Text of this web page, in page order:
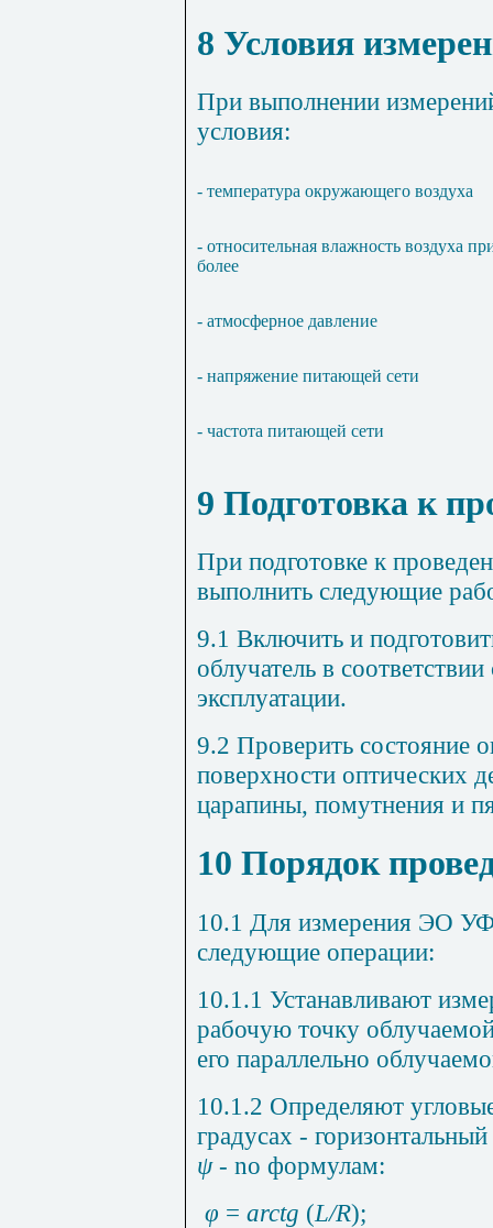
8 Условия
При выполнении
условия:
- температура окружающего воздуха
- относительная влажность воздуха
более
- атмосферное давление
- напряжение питающей сети
- частота питающей сети
9 Подготовка к
При подготовке к
выполнить следующие
9.1 Включить и
облучатель в
эксплуатации.
9.2 Проверить состояние
поверхности оптических
царапины, помутнения и
10 Порядок
10.1 Для измерения ЭО
следующие операции:
10.1.1 Устанавливают
рабочую точку
его параллельно
10.1.2 Определяют
градусах - горизонтальный
ψ - no формулам:
φ = arctg (L/R);